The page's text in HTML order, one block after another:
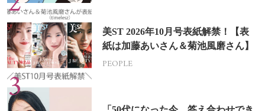
美ST 2026年10月号表紙解禁！【表
紙は加藤あいさん＆菊池風磨さん】
PEOPLE